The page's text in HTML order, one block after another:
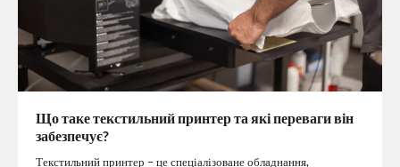
Що таке текстильний принтер та які переваги він
забезпечує?
Текстильний принтер – це спеціалізоване обладнання,